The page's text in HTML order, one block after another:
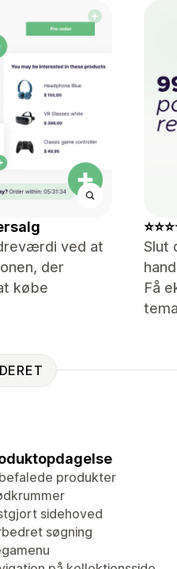
ved at
der
købe
Slut
Få
produkter
sidehoved
søgning